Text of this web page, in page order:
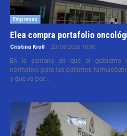
Empresas
Elea compra portafolio
Cristina Kroll - 20/03/2026 10:30
En la semana en que el gobierno
normativo para las patentes
y que va por...